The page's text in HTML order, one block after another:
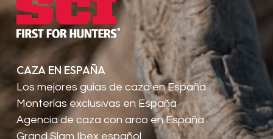
CAZA EN ESPAÑA
Los mejores guías de caza en España
Monterías exclusivas en España
Agencia de caza con arco en España
Grand Slam Ibex español